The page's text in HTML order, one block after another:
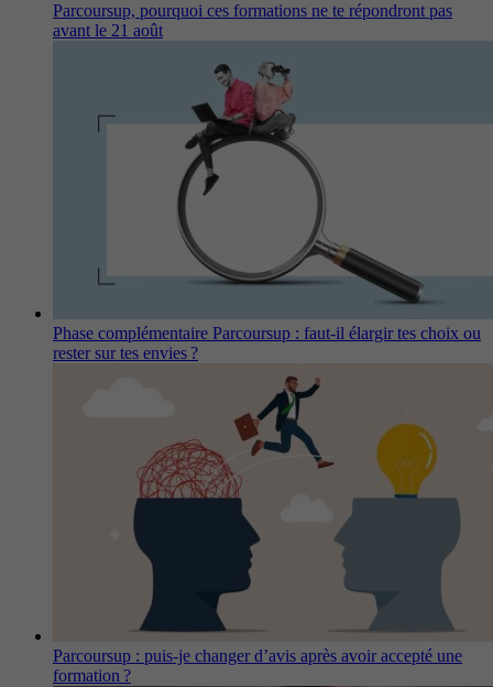
Parcoursup, pourquoi ces formations ne te répondront pas
avant le 21 août
Phase complémentaire Parcoursup : faut-il élargir tes choix ou
rester sur tes envies ?
Parcoursup : puis-je changer d’avis après avoir accepté une
formation ?